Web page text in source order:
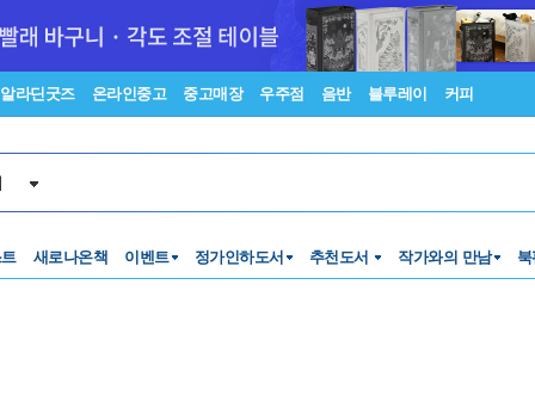
알라딘굿즈 온라인중고 중고매장 우주점 음반 블루레이 커피
새로나온책 이벤트 정가인하도서 추천도서 작가와의 만남